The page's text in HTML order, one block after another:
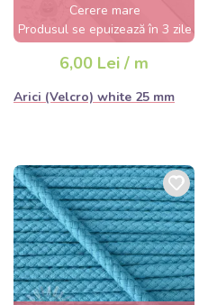
Cerere mare
Produsul se epuizează în 3 zile
6,00 Lei / m
Arici (Velcro) white 25 mm